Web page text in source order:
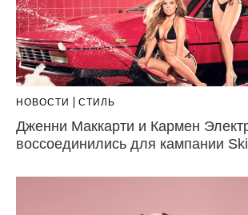
НОВОСТИ СТИЛЬ
Дженни Маккарти и Кармен
воссоединились для кампании